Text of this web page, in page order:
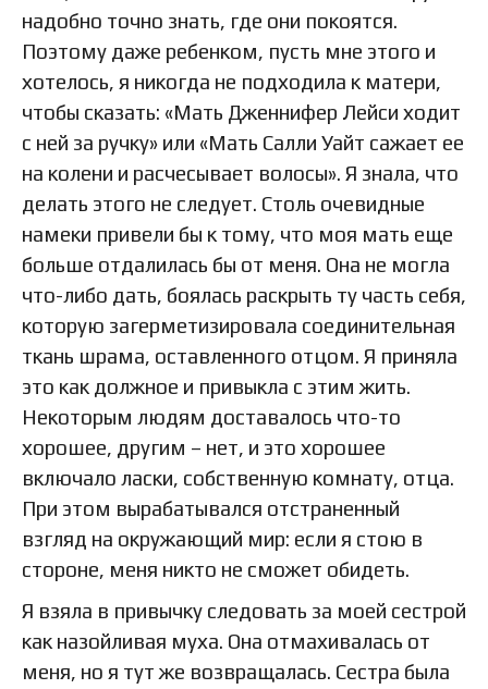
надобно точно знать, где они покоятся.
Поэтому даже ребенком, пусть мне этого и
хотелось, я никогда не подходила к матери,
чтобы сказать: «Мать Дженнифер Лейси ходит
с ней за ручку» или «Мать Салли Уайт сажает ее
на колени и расчесывает волосы». Я знала, что
делать этого не следует. Столь очевидные
намеки привели бы к тому, что моя мать еще
больше отдалилась бы от меня. Она не могла
что-либо дать, боялась раскрыть ту часть себя,
которую загерметизировала соединительная
ткань шрама, оставленного отцом. Я приняла
это как должное и привыкла с этим жить.
Некоторым людям доставалось что-то
хорошее, другим – нет, и это хорошее
включало ласки, собственную комнату, отца.
При этом вырабатывался отстраненный
взгляд на окружающий мир: если я стою в
стороне, меня никто не сможет обидеть.
Я взяла в привычку следовать за моей сестрой
как назойливая муха. Она отмахивалась от
меня, но я тут же возвращалась. Сестра была